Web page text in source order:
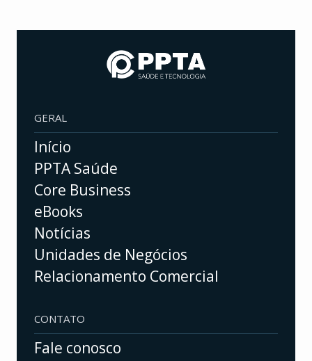
GERAL
Início
PPTA Saúde
Core Business
eBooks
Notícias
Unidades de Negócios
Relacionamento Comercial
CONTATO
Fale conosco